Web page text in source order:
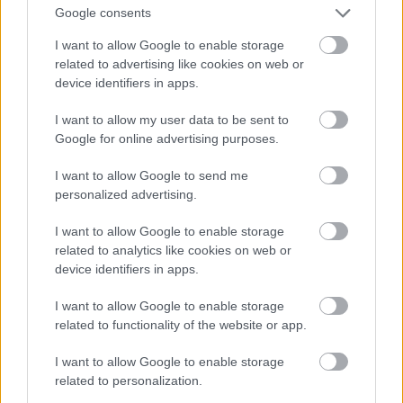
Google consents
I want to allow Google to enable storage
related to advertising like cookies on web or
device identifiers in apps.
I want to allow my user data to be sent to
Google for online advertising purposes.
I want to allow Google to send me
personalized advertising.
I want to allow Google to enable storage
related to analytics like cookies on web or
device identifiers in apps.
I want to allow Google to enable storage
related to functionality of the website or app.
I want to allow Google to enable storage
related to personalization.
mērā nosaka strukturāli darba tirgus faktori, nevis
demogrāfiskās atšķirības.
Iedzīvotāju aptauju banka “Citadele” kopā ar
pētījumu aģentūru “Norstat” veica 2026. gada
janvārī, tiešsaistē aptaujājot teju 800 Latvijas
iedzīvotājus vecumā no 18 līdz 74 gadiem.
Kāda alga ir tev darbā? Kādi ir tavi darba
pienākumi, vai jūties novērtēts? Varbūt esi
saskāries ar kādām nejēdzībām? Uzraksti man
negodīgas algas Raksta redaktors
Atcelt Ziņot